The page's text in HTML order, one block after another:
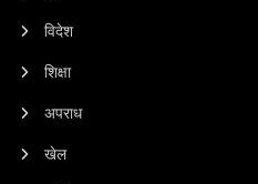
विदेश
शिक्षा
अपराध
खेल